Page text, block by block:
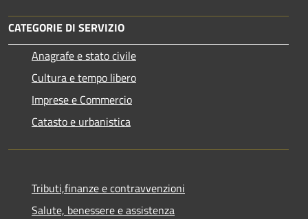
CATEGORIE DI SERVIZIO
Anagrafe e stato civile
Cultura e tempo libero
Imprese e Commercio
Catasto e urbanistica
Tributi,finanze e contravvenzioni
Salute, benessere e assistenza